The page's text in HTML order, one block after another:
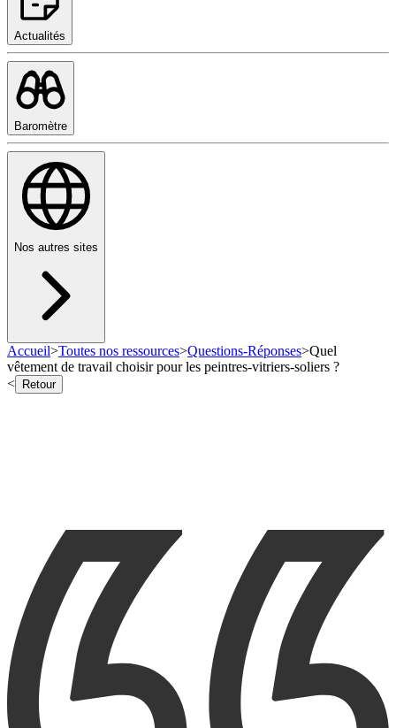
Actualités
Baromètre
Nos autres sites
Accueil>Toutes nos ressources>Questions-Réponses>Quel
vêtement de travail choisir pour les peintres-vitriers-soliers ?
<
Retour